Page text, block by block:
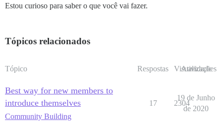
Estou curioso para saber o que você vai fazer.
Tópicos relacionados
Tópico Respostas Visualizações
Atividade
Best way for new members to
introduce themselves
Community Building
17 2304
19 de Junho
de 2020